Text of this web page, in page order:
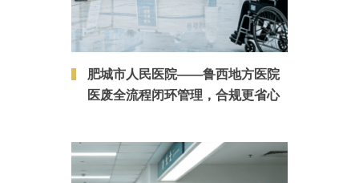
肥城市人民医院——鲁西地方医院
医废全流程闭环管理，合规更省心